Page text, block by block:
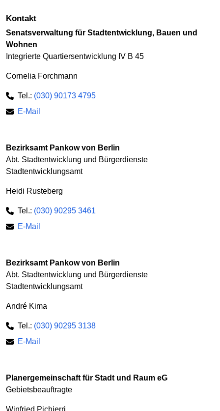
Kontakt
Senatsverwaltung für Stadtentwicklung, Bauen und
Wohnen
Integrierte Quartiersentwicklung IV B 45
Cornelia Forchmann
Tel.: (030) 90173 4795
E-Mail
Bezirksamt Pankow von Berlin
Abt. Stadtentwicklung und Bürgerdienste
Stadtentwicklungsamt
Heidi Rusteberg
Tel.: (030) 90295 3461
E-Mail
Bezirksamt Pankow von Berlin
Abt. Stadtentwicklung und Bürgerdienste
Stadtentwicklungsamt
André Kima
Tel.: (030) 90295 3138
E-Mail
Planergemeinschaft für Stadt und Raum eG
Gebietsbeauftragte